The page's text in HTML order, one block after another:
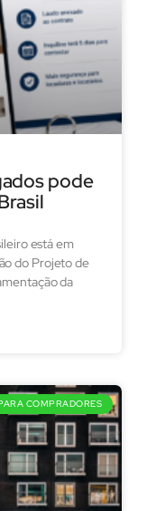
pode
está em
do Projeto de
da
COMPRADORES